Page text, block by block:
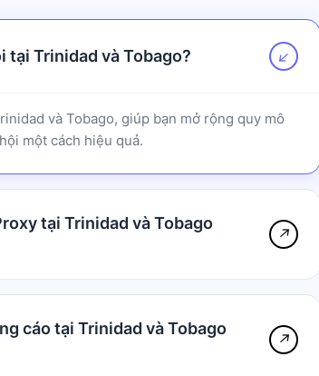
tại Trinidad và Tobago? ↗
và Tobago, giúp bạn mở rộng quy mô
một cách hiệu quả.
tại Trinidad và Tobago
↗
cáo tại Trinidad và Tobago
↗